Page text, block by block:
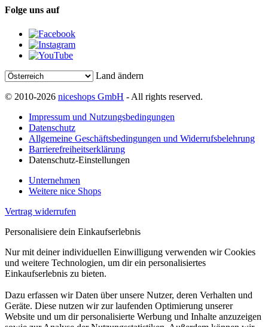
Folge uns auf
Land ändern
© 2010-2026 niceshops GmbH - All rights reserved.
Impressum und Nutzungsbedingungen
Datenschutz
Allgemeine Geschäftsbedingungen und Widerrufsbelehrung
Barrierefreiheitserklärung
Datenschutz-Einstellungen
Unternehmen
Weitere nice Shops
Vertrag widerrufen
Personalisiere dein Einkaufserlebnis
Nur mit deiner individuellen Einwilligung verwenden wir Cookies
und weitere Technologien, um dir ein personalisiertes
Einkaufserlebnis zu bieten.
Dazu erfassen wir Daten über unsere Nutzer, deren Verhalten und
Geräte. Diese nutzen wir zur laufenden Optimierung unserer
Website und um dir personalisierte Werbung und Inhalte anzuzeigen